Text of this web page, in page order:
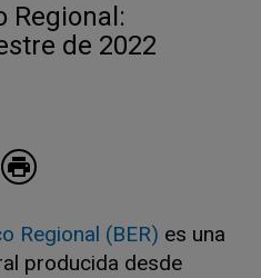
Regional:
de 2022
Email
Regional (BER) es una
producida desde